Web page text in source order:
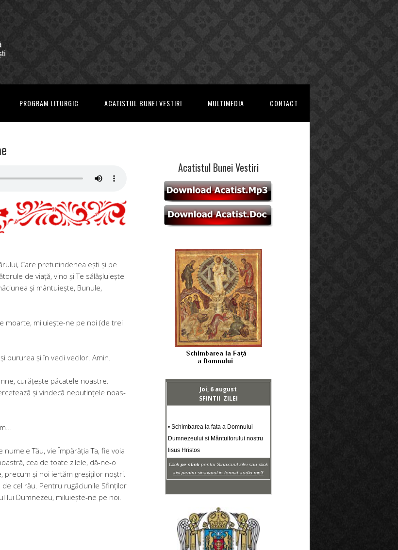
PROGRAM LITURGIC ACATISTUL BUNEI VESTIRI MULTIMEDIA CONTACT
Care pretutindenea ești și pe
de viață, vino și Te sălășluiește
și mântuiește, Bunule,
moarte, miluiește-ne pe noi (de trei
pururea și în vecii vecilor. Amin.
curățește păcatele noastre.
și vin­decă neputințele noas­
Tău, vie Împărăția Ta, fie voia
cea de toate zilele, dă-ne-o
precum și noi iertăm greșiților noș­tri.
cel rău. Pentru rugăciunile Sfinților
lui Dumnezeu, miluiește-ne pe noi.
Acatistul Bunei Vestiri
Joi, 6 august
SFINTII ZILEI
• Schimbarea la fata a Domnului
Dumnezeului si Mântuitorului nostru
Iisus Hristos
Click pe sfintipentru Sinaxarul zilei sau click
aici pentru sinaxarul in format audio mp3